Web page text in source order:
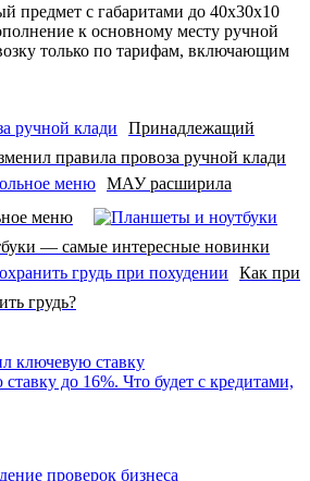
предмет с габаритами до 40х30х10
к основному месту ручной
только по тарифам, включающим
Принадлежащий
правила провоза ручной клади
МАУ расширила
меню
— самые интересные новинки
Как при
грудь?
до 16%. Что будет с кредитами,